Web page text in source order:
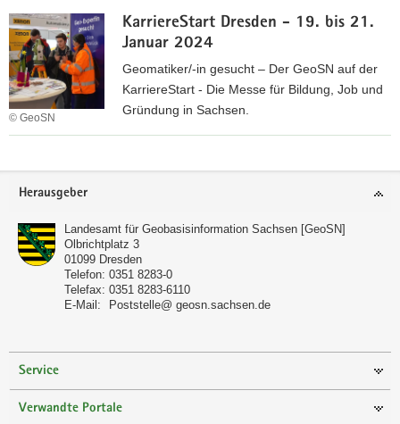
h
s
e
n
.
d
e
o
o
p
e
r
i
o
m
i
KarriereStart Dresden - 19. bis 21.
Januar 2024
© GeoSN
Geomatiker/-in gesucht – Der GeoSN auf der
KarriereStart - Die Messe für Bildung, Job und
Gründung in Sachsen.
r
i
e
r
a
r
t
2
Footer-
Herausgeber
Landesamt für Geobasisinformation Sachsen [GeoSN]
Olbrichtplatz 3
01099 Dresden
Telefon: 0351 8283-0
Telefax: 0351 8283-6110
E-Mail:
Poststelle@ geosn.sachsen.de
Service
Verwandte Portale